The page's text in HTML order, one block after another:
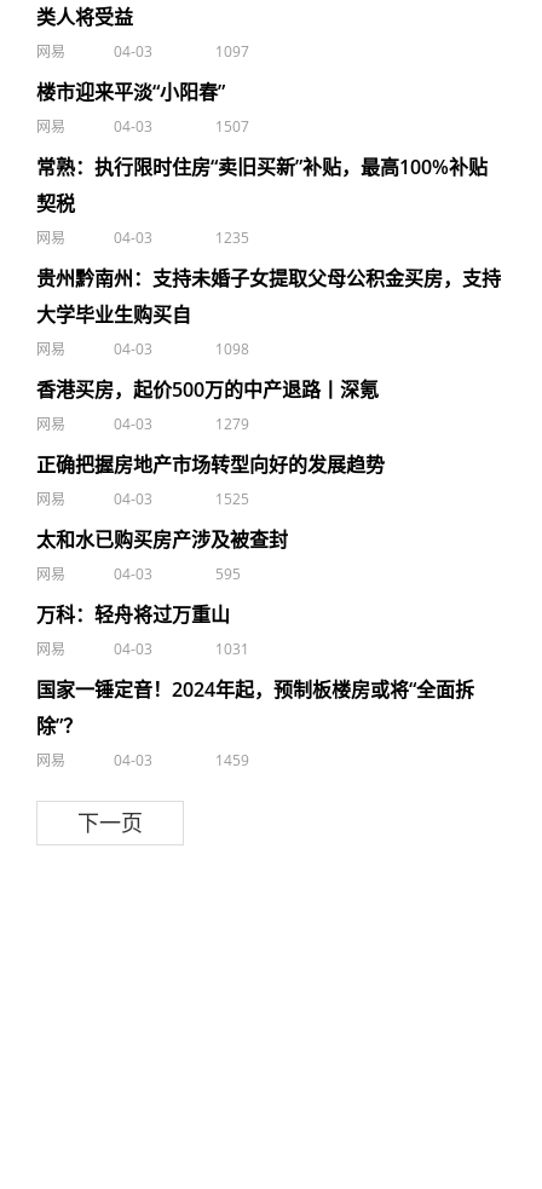
类人将受益
网易 04-03 1097
楼市迎来平淡“小阳春”
网易 04-03 1507
常熟：执行限时住房“卖旧买新”补贴，最高100%补贴
契税
网易 04-03 1235
贵州黔南州：支持未婚子女提取父母公积金买房，支持
大学毕业生购买自
网易 04-03 1098
香港买房，起价500万的中产退路丨深氪
网易 04-03 1279
正确把握房地产市场转型向好的发展趋势
网易 04-03 1525
太和水已购买房产涉及被查封
网易 04-03 595
万科：轻舟将过万重山
网易 04-03 1031
国家一锤定音！2024年起，预制板楼房或将“全面拆
除”？
网易 04-03 1459
下一页